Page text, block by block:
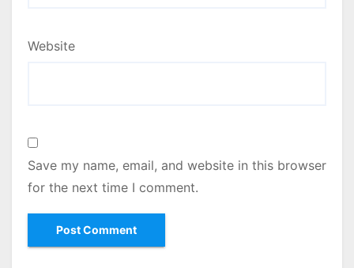
Website
Save my name, email, and website in this browser
for the next time I comment.